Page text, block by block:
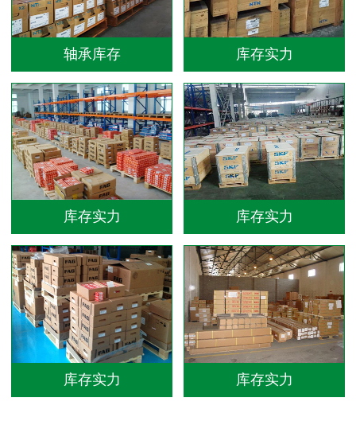
轴承库存 库存实力
库存实力 库存实力
库存实力 库存实力